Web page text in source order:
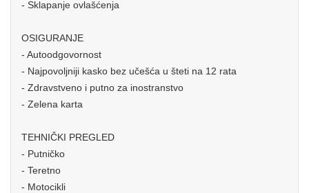
- Sklapanje ovlašćenja
OSIGURANJE
- Autoodgovornost
- Najpovoljniji kasko bez učešća u šteti na 12 rata
- Zdravstveno i putno za inostranstvo
- Zelena karta
TEHNIČKI PREGLED
- Putničko
- Teretno
- Motocikli